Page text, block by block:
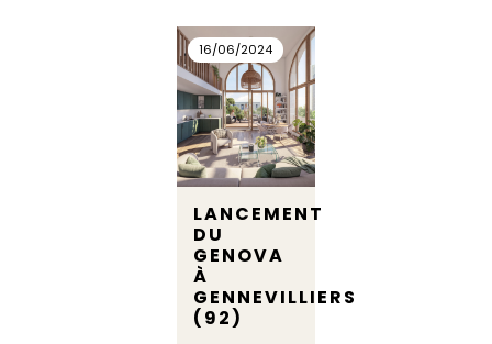
16/06/2024
LANCEMENT
DU
GENOVA
À
GENNEVILLIERS
(92)